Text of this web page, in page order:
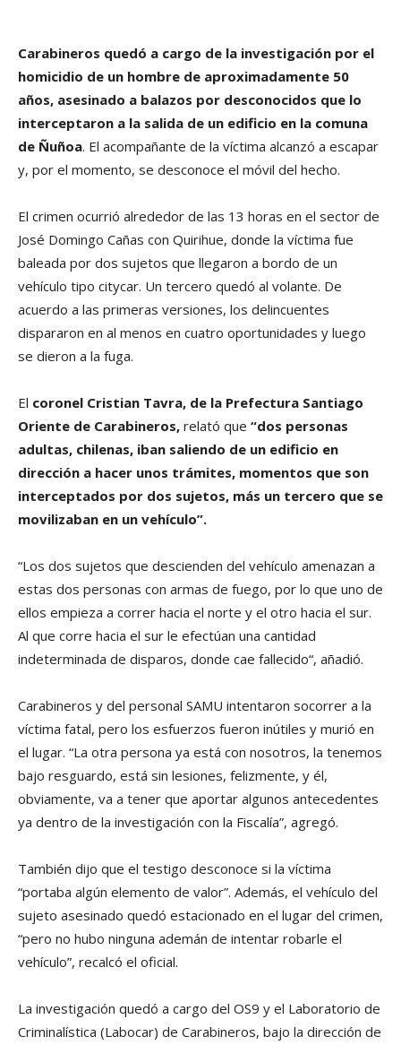
Carabineros quedó a cargo de la investigación por el
homicidio de un hombre de aproximadamente 50
años, asesinado a balazos por desconocidos que lo
interceptaron a la salida de un edificio en la comuna
de Ñuñoa. El acompañante de la víctima alcanzó a escapar
y, por el momento, se desconoce el móvil del hecho.
El crimen ocurrió alrededor de las 13 horas en el sector de
José Domingo Cañas con Quirihue, donde la víctima fue
baleada por dos sujetos que llegaron a bordo de un
vehículo tipo citycar. Un tercero quedó al volante. De
acuerdo a las primeras versiones, los delincuentes
dispararon en al menos en cuatro oportunidades y luego
se dieron a la fuga.
El coronel Cristian Tavra, de la Prefectura Santiago
Oriente de Carabineros, relató que “dos personas
adultas, chilenas, iban saliendo de un edificio en
dirección a hacer unos trámites, momentos que son
interceptados por dos sujetos, más un tercero que se
movilizaban en un vehículo”.
“Los dos sujetos que descienden del vehículo amenazan a
estas dos personas con armas de fuego, por lo que uno de
ellos empieza a correr hacia el norte y el otro hacia el sur.
Al que corre hacia el sur le efectúan una cantidad
indeterminada de disparos, donde cae fallecido“, añadió.
Carabineros y del personal SAMU intentaron socorrer a la
víctima fatal, pero los esfuerzos fueron inútiles y murió en
el lugar. “La otra persona ya está con nosotros, la tenemos
bajo resguardo, está sin lesiones, felizmente, y él,
obviamente, va a tener que aportar algunos antecedentes
ya dentro de la investigación con la Fiscalía”, agregó.
También dijo que el testigo desconoce si la víctima
“portaba algún elemento de valor”. Además, el vehículo del
sujeto asesinado quedó estacionado en el lugar del crimen,
“pero no hubo ninguna ademán de intentar robarle el
vehículo”, recalcó el oficial.
La investigación quedó a cargo del OS9 y el Laboratorio de
Criminalística (Labocar) de Carabineros, bajo la dirección de